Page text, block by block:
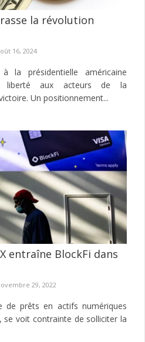
la révolution
16, 2024
la présidentielle américaine
liberté aux acteurs de la
Un positionnement...
entraîne BlockFi dans
29, 2022
de prêts en actifs numériques
se voit contrainte de solliciter la